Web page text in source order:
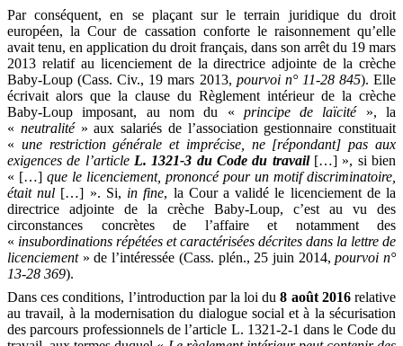
Par conséquent, en se plaçant sur le terrain juridique du droit
européen, la Cour de cassation conforte le raisonnement qu’elle
avait tenu, en application du droit français, dans son arrêt du 19 mars
2013 relatif au licenciement de la directrice adjointe de la crèche
Baby-Loup (Cass. Civ., 19 mars 2013, pourvoi n° 11-28 845). Elle
écrivait alors que la clause du Règlement intérieur de la crèche
Baby-Loup imposant, au nom du « principe de laïcité», la
« neutralité» aux salariés de l’association gestionnaire constituait
« une restriction générale et imprécise, ne [répondant] pas aux
exigences de l’article L. 1321-3 du Code du travail […] », si bien
« […] que le licenciement, prononcé pour un motif discriminatoire,
était nul […] ». Si, in fine, la Cour a validé le licenciement de la
directrice adjointe de la crèche Baby-Loup, c’est au vu des
circonstances concrètes de l’affaire et notamment des
« insubordinations répétées et caractérisées décrites dans la lettre de
licenciement» de l’intéressée (Cass. plén., 25 juin 2014,pourvoi n°
13-28 369).
Dans ces conditions, l’introduction par la loi du8 août 2016 relative
au travail, à la modernisation du dialogue social et à la sécurisation
des parcours professionnels de l’article L. 1321-2-1 dans le Code du